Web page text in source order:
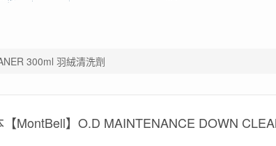
300ml 羽絨清洗劑
【MontBell】O.D MAINTENANCE DOWN